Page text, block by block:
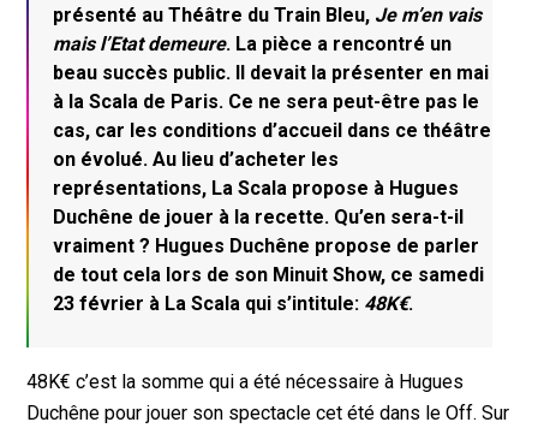
présenté au Théâtre du Train Bleu, Je m’en vais
mais l’Etat demeure. La pièce a rencontré un
beau succès public. Il devait la présenter en mai
à la Scala de Paris. Ce ne sera peut-être pas le
cas, car les conditions d’accueil dans ce théâtre
on évolué. Au lieu d’acheter les
représentations, La Scala propose à Hugues
Duchêne de jouer à la recette. Qu’en sera-t-il
vraiment ? Hugues Duchêne propose de parler
de tout cela lors de son Minuit Show, ce samedi
23 février à La Scala qui s’intitule: 48K€.
48K€ c’est la somme qui a été nécessaire à Hugues
Duchêne pour jouer son spectacle cet été dans le Off. Sur